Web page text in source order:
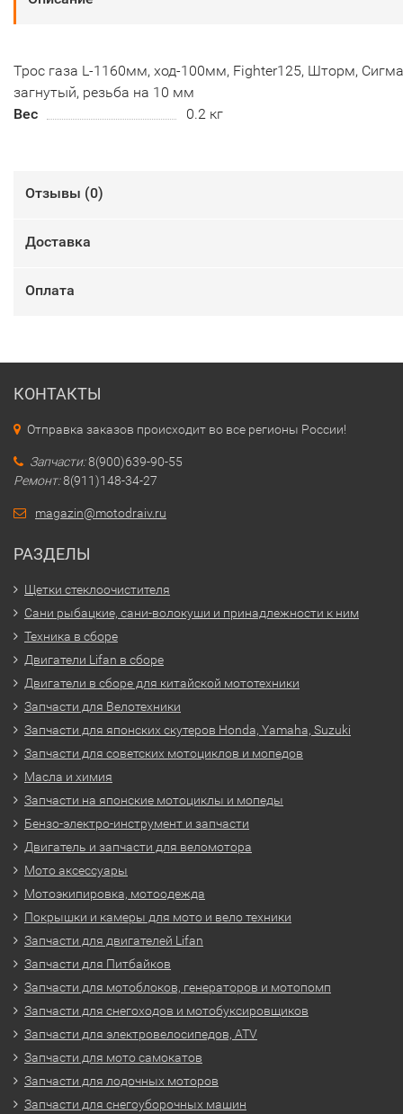
Трос газа L-1160мм, ход-100мм, Fighter125, Шторм,
загнутый, резьба на 10 мм
Вес
0.2 кг
Отзывы (0)
Доставка
Оплата
КОНТАКТЫ
Отправка заказов происходит во все регионы России!
Запчасти:8(900)639-90-55
Ремонт:8(911)148-34-27
magazin@motodraiv.ru
РАЗДЕЛЫ
Щетки стеклоочистителя
Сани рыбацкие, сани-волокуши и принадлежности к ним
Техника в сборе
Двигатели Lifan в сборе
Двигатели в сборе для китайской мототехники
Запчасти для Велотехники
Запчасти для японских скутеров Honda, Yamaha, Suzuki
Запчасти для советских мотоциклов и мопедов
Масла и химия
Запчасти на японские мотоциклы и мопеды
Бензо-электро-инструмент и запчасти
Двигатель и запчасти для веломотора
Мото аксессуары
Мотоэкипировка, мотоодежда
Покрышки и камеры для мото и вело техники
Запчасти для двигателей Lifan
Запчасти для Питбайков
Запчасти для мотоблоков, генераторов и мотопомп
Запчасти для снегоходов и мотобуксировщиков
Запчасти для электровелосипедов, ATV
Запчасти для мото самокатов
Запчасти для лодочных моторов
Запчасти для снегоуборочных машин